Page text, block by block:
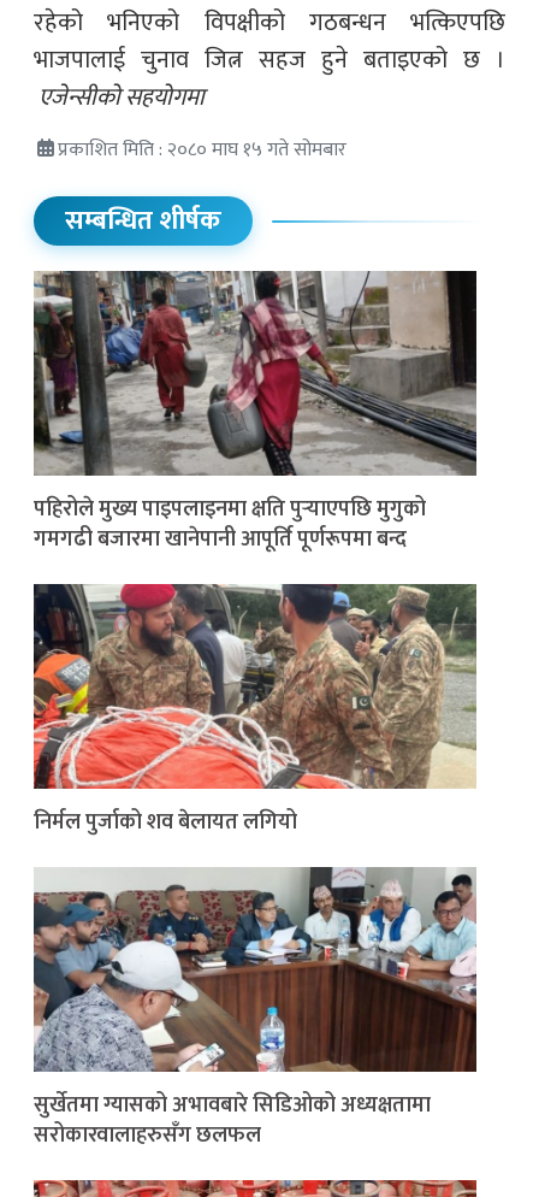
रहेको भनिएको विपक्षीको गठबन्धन भत्किएपछि
भाजपालाई चुनाव जित्न सहज हुने बताइएको छ ।
एजेन्सीको सहयोगमा
प्रकाशित मिति : २०८० माघ १५ गते सोमबार
सम्बन्धित शीर्षक
पहिरोले मुख्य पाइपलाइनमा क्षति पुर्‍याएपछि मुगुको
गमगढी बजारमा खानेपानी आपूर्ति पूर्णरूपमा बन्द
निर्मल पुर्जाको शव बेलायत लगियो
सुर्खेतमा ग्यासको अभावबारे सिडिओको अध्यक्षतामा
सरोकारवालाहरुसँग छलफल